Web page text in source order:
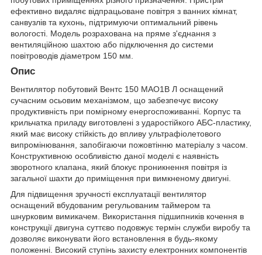
ефективно видаляє відпрацьоване повітря з ванних кімнат,
санвузлів та кухонь, підтримуючи оптимальний рівень
вологості. Модель розрахована на пряме з'єднання з
вентиляційною шахтою або підключення до системи
повітроводів діаметром 150 мм.
Опис
Вентилятор побутовий Вентс 150 МАО1В Л оснащений
сучасним осьовим механізмом, що забезпечує високу
продуктивність при помірному енергоспоживанні. Корпус та
крильчатка приладу виготовлені з ударостійкого АБС-пластику,
який має високу стійкість до впливу ультрафіолетового
випромінювання, запобігаючи пожовтінню матеріалу з часом.
Конструктивною особливістю даної моделі є наявність
зворотного клапана, який блокує проникнення повітря із
загальної шахти до приміщення при вимкненому двигуні.
Для підвищення зручності експлуатації вентилятор
оснащений вбудованим регульованим таймером та
шнурковим вимикачем. Використання підшипників кочення в
конструкції двигуна суттєво подовжує термін служби виробу та
дозволяє виконувати його встановлення в будь-якому
положенні. Високий ступінь захисту електронних компонентів